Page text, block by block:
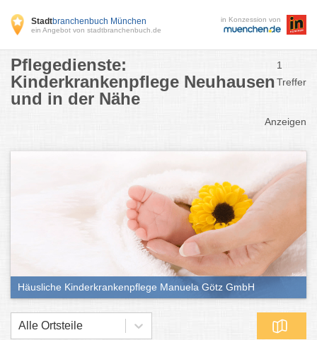
Stadtbranchenbuch München
ein Angebot von stadtbranchenbuch.de
in Konzession von
Pflegedienste:
Kinderkrankenpflege Neuhausen
und in der Nähe
1
Treffer
Anzeigen
Häusliche Kinderkrankenpflege Manuela Götz GmbH
Alle Ortsteile